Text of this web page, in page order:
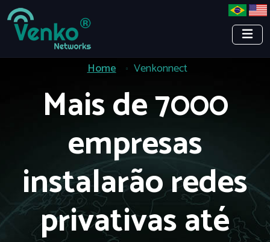
Home Venkonnect
Mais de 7000
empresas
instalarão redes
privativas até